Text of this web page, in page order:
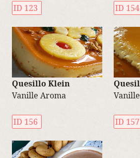
ID 123 ID 154
Quesillo Klein
Vanille Aroma
ID 156 ID 157